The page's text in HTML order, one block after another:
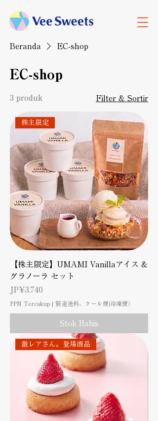
Beranda EC-shop
EC-shop
3 produk Filter & Sortir
株主限定
【株主限定】UMAMI Vanillaアイス &
グラノーラ セット
Harga
JP¥3.740
PPN Tercakup | 別途送料、クール便(冷凍便）
Stok Habis
激レアさん。登場商品